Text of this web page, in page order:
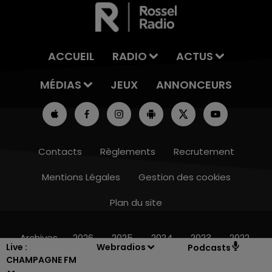
Live :
CHAMPAGNE FM
Webradios Podcasts
10h00 - 14h00
ACCUEIL RADIO
ACTUS
MÉDIAS
JEUX ANNONCEURS
Contacts Règlements
Recrutement
Mentions Légales
Gestion des cookies
Plan du site
Archives 2026 2025 2024 2023 2022